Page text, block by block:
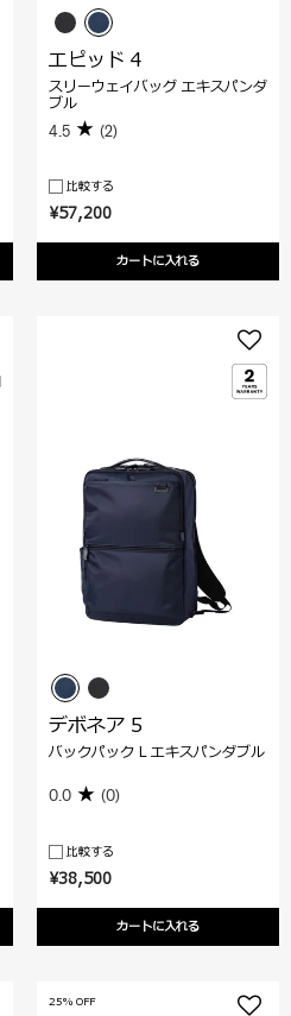
¥57,200
カートに入れる
エピッド 4
スリーウェイバッグ エキスパンダ
ブル
4.5 (2)
比較する
¥38,500
カートに入れる
デボネア 5
バックパック L エキスパンダブル
0.0 (0)
比較する
25% OFF